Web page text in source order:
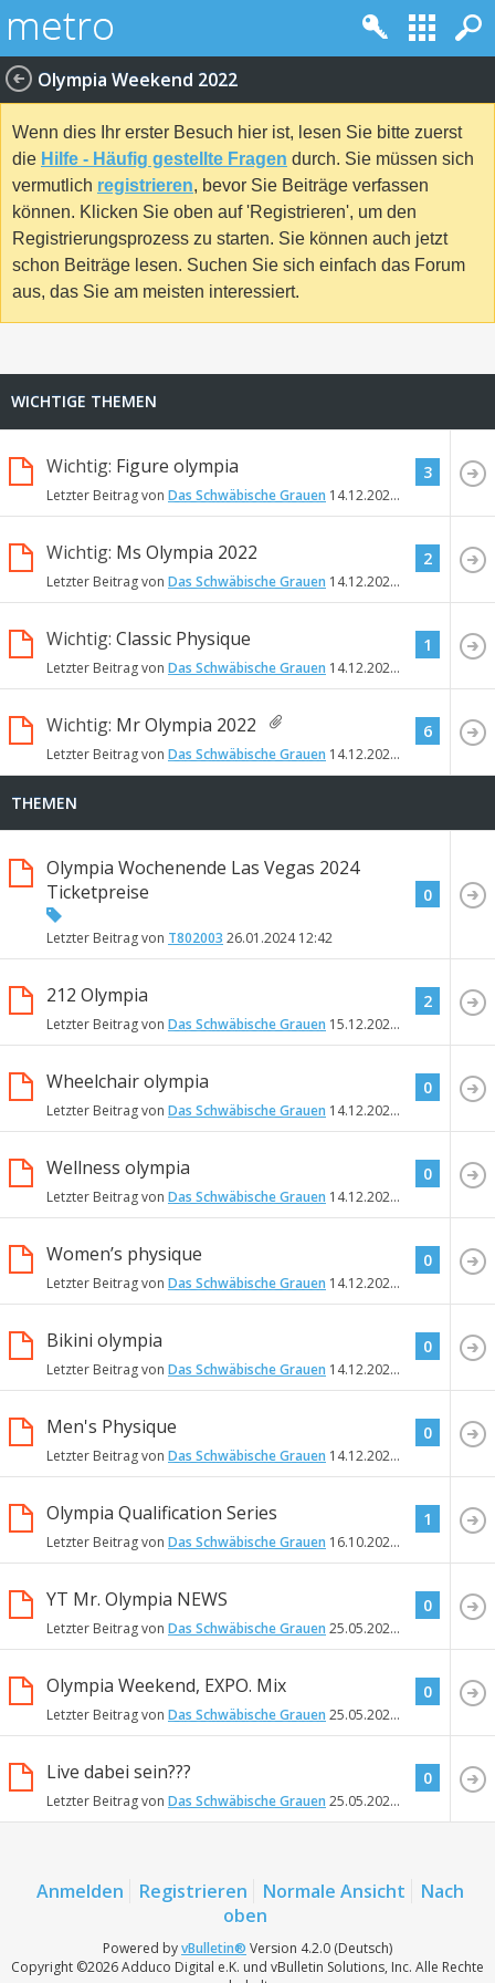
Olympia Weekend 2022
Wenn dies Ihr erster Besuch hier ist, lesen Sie bitte zuerst
die Hilfe - Häufig gestellte Fragen durch. Sie müssen sich
vermutlich registrieren, bevor Sie Beiträge verfassen
können. Klicken Sie oben auf 'Registrieren', um den
Registrierungsprozess zu starten. Sie können auch jetzt
schon Beiträge lesen. Suchen Sie sich einfach das Forum
aus, das Sie am meisten interessiert.
WICHTIGE THEMEN
Wichtig: Figure olympia
Letzter Beitrag von Das Schwäbische Grauen 14.12.2022
3
Wichtig: Ms Olympia 2022
Letzter Beitrag von Das Schwäbische Grauen 14.12.2022
2
Wichtig: Classic Physique
Letzter Beitrag von Das Schwäbische Grauen 14.12.2022
1
Wichtig: Mr Olympia 2022
Letzter Beitrag von Das Schwäbische Grauen 14.12.2022
6
THEMEN
Olympia Wochenende Las Vegas 2024
Ticketpreise
Letzter Beitrag von T802003 26.01.202412:42
0
212 Olympia
Letzter Beitrag von Das Schwäbische Grauen 15.12.2022
2
Wheelchair olympia
Letzter Beitrag von Das Schwäbische Grauen 14.12.2022
0
Wellness olympia
Letzter Beitrag von Das Schwäbische Grauen 14.12.2022
0
Women’s physique
Letzter Beitrag von Das Schwäbische Grauen 14.12.2022
0
Bikini olympia
Letzter Beitrag von Das Schwäbische Grauen 14.12.2022
0
Men's Physique
Letzter Beitrag von Das Schwäbische Grauen 14.12.2022
0
Olympia Qualification Series
Letzter Beitrag von Das Schwäbische Grauen 16.10.2022
1
YT Mr. Olympia NEWS
Letzter Beitrag von Das Schwäbische Grauen 25.05.2022
0
Olympia Weekend, EXPO. Mix
Letzter Beitrag von Das Schwäbische Grauen 25.05.2022
0
Live dabei sein???
Letzter Beitrag von Das Schwäbische Grauen 25.05.2022
0
Anmelden Registrieren Normale Ansicht
Nach
oben
Powered byvBulletin® Version 4.2.0 (Deutsch)
Copyright ©2026 Adduco Digital e.K. und vBulletin Solutions, Inc. Alle Rechte